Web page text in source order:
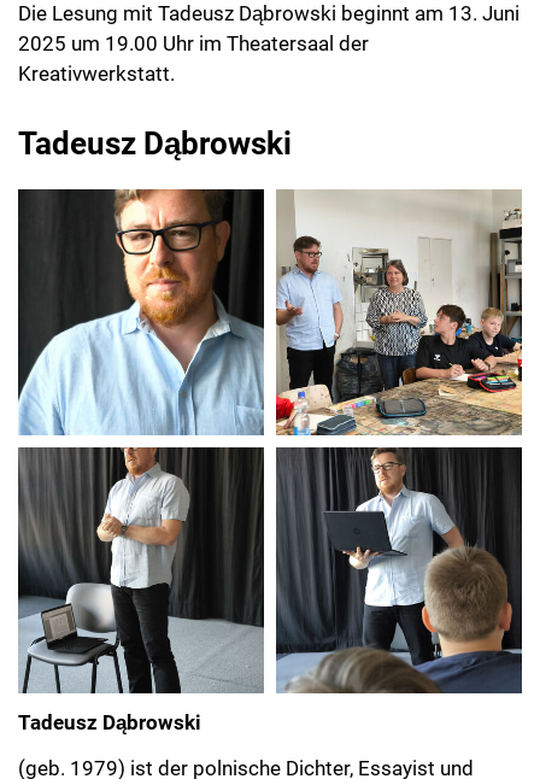
Die Lesung mit Tadeusz Dąbrowski beginnt am 13. Juni
2025 um 19.00 Uhr im Theatersaal der
Kreativwerkstatt.
Tadeusz Dąbrowski
Tadeusz Dąbrowski
(geb. 1979) ist der polnische Dichter, Essayist und